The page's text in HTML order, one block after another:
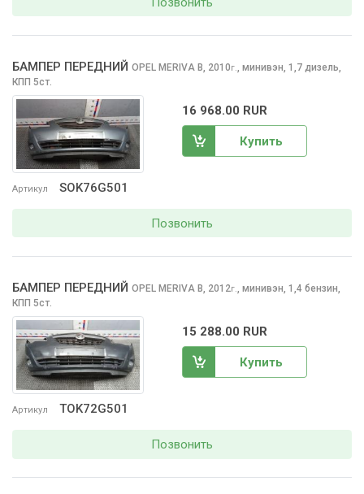
Артикул SOK76G501
БАМПЕР ПЕРЕДНИЙ OPEL MERIVA B, 2010г., минивэн, 1,7 дизель,
КПП 5ст.
16 968.00 RUR
Купить
Позвонить
Артикул TOK72G501
БАМПЕР ПЕРЕДНИЙ OPEL MERIVA B, 2012г., минивэн, 1,4 бензин,
КПП 5ст.
15 288.00 RUR
Купить
Позвонить